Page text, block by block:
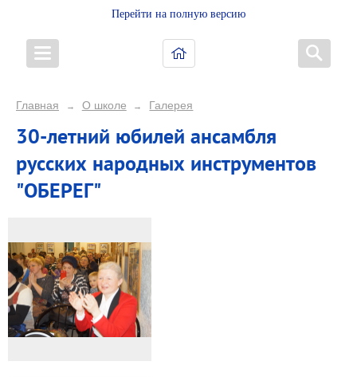
Перейти на полную версию
Главная → О школе → Галерея
30-летний юбилей ансамбля
русских народных инструментов
"ОБЕРЕГ"